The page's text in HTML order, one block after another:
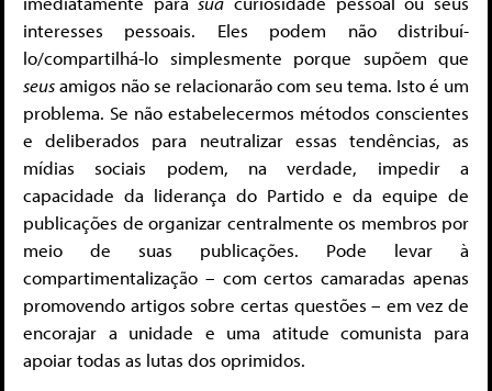
interesses pessoais. Eles podem não distribuí-
lo/compartilhá-lo simplesmente porque supõem que
seusamigos não se relacionarão com seu tema. Isto é um
problema. Se não estabelecermos métodos conscientes
e deliberados para neutralizar essas tendências, as
mídias sociais podem, na verdade, impedir a
capacidade da liderança do Partido e da equipe de
publicações de organizar centralmente os membros por
meio de suas publicações. Pode levar à
compartimentalização – com certos camaradas apenas
promovendo artigos sobre certas questões – em vez de
encorajar a unidade e uma atitude comunista para
apoiar todas as lutas dos oprimidos.